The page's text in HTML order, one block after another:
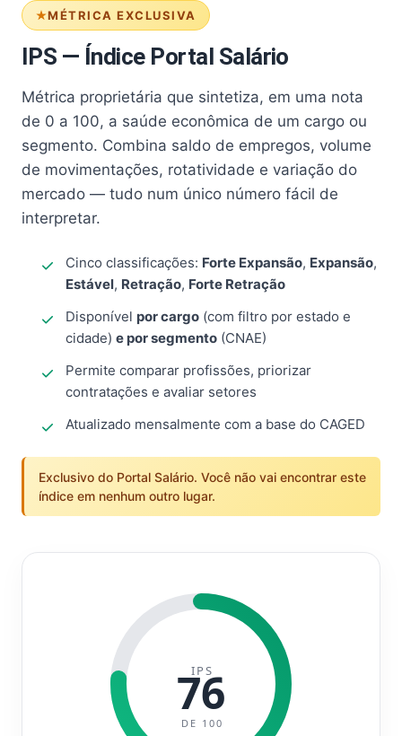
MÉTRICA EXCLUSIVA
IPS — Índice Portal Salário
Métrica proprietária que sintetiza, em uma nota
de 0 a 100, a saúde econômica de um cargo ou
segmento. Combina saldo de empregos, volume
de movimentações, rotatividade e variação do
mercado — tudo num único número fácil de
interpretar.
Cinco classificações: Forte Expansão, Expansão,
Estável, Retração, Forte Retração
Disponível por cargo (com filtro por estado e
cidade) e por segmento (CNAE)
Permite comparar profissões, priorizar
contratações e avaliar setores
Atualizado mensalmente com a base do CAGED
Exclusivo do Portal Salário. Você não vai encontrar este
índice em nenhum outro lugar.
IPS
76
DE 100